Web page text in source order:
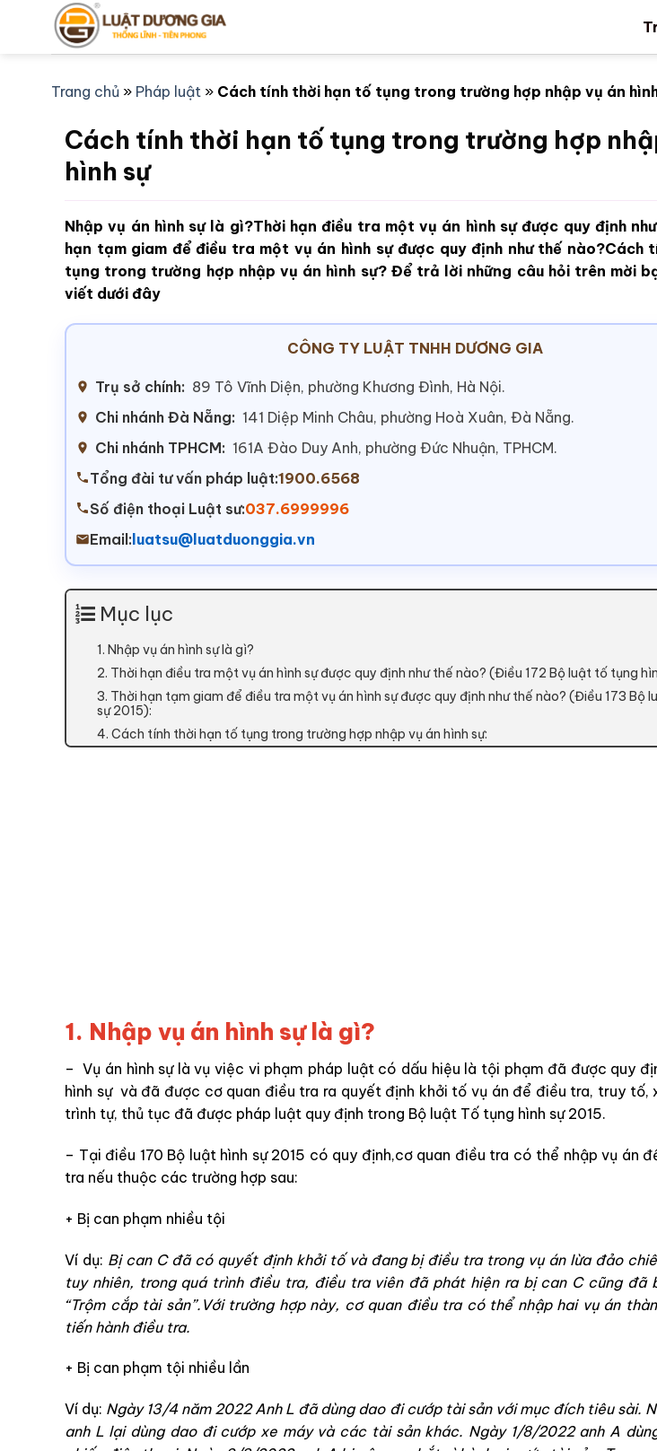
Trang chủ » Pháp luật » Cách tính thời hạn tố tụng trong trường hợp nhập vụ án
Cách tính thời hạn tố tụng trong trường hợp
hình sự
Nhập vụ án hình sự là gì?Thời hạn điều tra một vụ án hình sự được quy định
hạn tạm giam để điều tra một vụ án hình sự được quy định như thế nào?Cách
tụng trong trường hợp nhập vụ án hình sự? Để trả lời những câu hỏi trên mời
viết dưới đây
CÔNG TY LUẬT TNHH DƯƠNG GIA
Trụ sở chính: 89 Tô Vĩnh Diện, phường Khương Đình, Hà Nội.
Chi nhánh Đà Nẵng: 141 Diệp Minh Châu, phường Hoà Xuân, Đà Nẵng.
Chi nhánh TPHCM: 161A Đào Duy Anh, phường Đức Nhuận, TPHCM.
Tổng đài tư vấn pháp luật:1900.6568
Số điện thoại Luật sư:037.6999996
Email: luatsu@luatduonggia.vn
Mục lục
1. Nhập vụ án hình sự là gì?
2. Thời hạn điều tra một vụ án hình sự được quy định như thế nào? (Điều 172 Bộ luật tố tụng
3. Thời hạn tạm giam để điều tra một vụ án hình sự được quy định như thế nào? (Điều 173 Bộ
sự 2015):
4. Cách tính thời hạn tố tụng trong trường hợp nhập vụ án hình sự:
1. Nhập vụ án hình sự là gì?
– Vụ án hình sự là vụ việc vi phạm pháp luật có dấu hiệu là tội phạm đã được quy
hình sự và đã được cơ quan điều tra ra quyết định khởi tố vụ án để điều tra, truy tố,
trình tự, thủ tục đã được pháp luật quy định trong Bộ luật Tố tụng hình sự 2015.
– Tại điều 170 Bộ luật hình sự 2015 có quy định,cơ quan điều tra có thể nhập vụ án
tra nếu thuộc các trường hợp sau:
+ Bị can phạm nhiều tội
Ví dụ: Bị can C đã có quyết định khởi tố và đang bị điều tra trong vụ án lừa đảo
tuy nhiên, trong quá trình điều tra, điều tra viên đã phát hiện ra bị can C cũng đã
“Trộm cắp tài sản”.Với trường hợp này, cơ quan điều tra có thể nhập hai vụ án
tiến hành điều tra.
+ Bị can phạm tội nhiều lần
Ví dụ: Ngày 13/4 năm 2022 Anh L đã dùng dao đi cướp tài sản với mục đích tiêu sài.
anh L lại dùng dao đi cướp xe máy và các tài sản khác. Ngày 1/8/2022 anh A